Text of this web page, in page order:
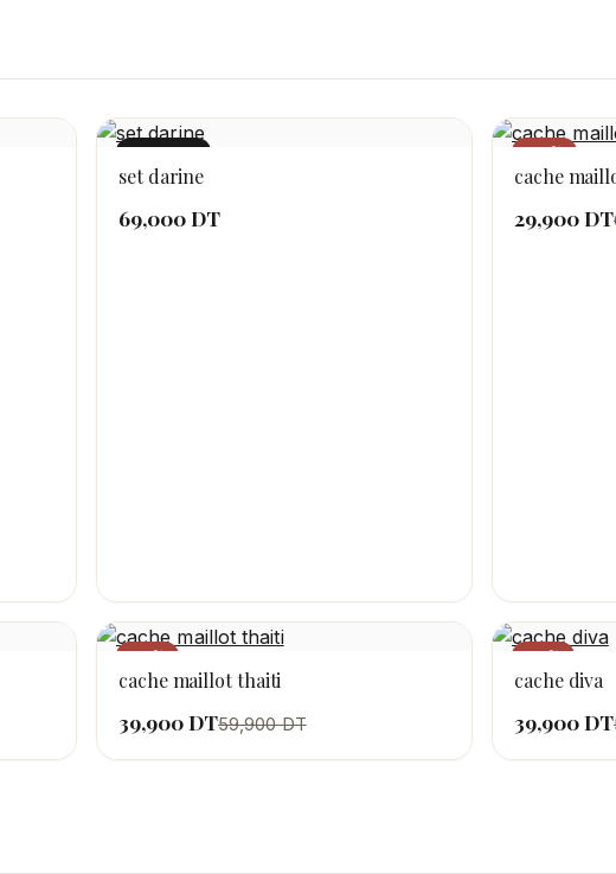
NOUVEAU
set darine
69,000 DT
−50%
cache
29,900 DT
−33%
cache maillot thaiti
39,900 DT59,900 DT
−33%
cache diva
39,900 DT